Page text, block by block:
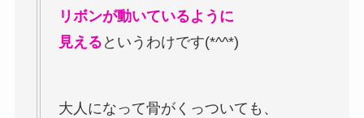
リボンが動いているように
見える というわけです(*^^*)
大人になって骨がくっついても、